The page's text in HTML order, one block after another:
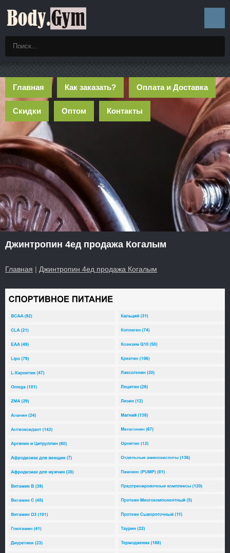
Главная Как заказать? Оплата и Доставка
Скидки Оптом Контакты
Джинтропин 4ед продажа Когалым
Главная | Джинтропин 4ед продажа Когалым